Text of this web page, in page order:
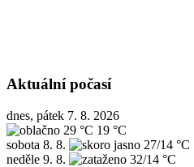
Aktuální počasí
dnes, pátek 7. 8. 2026
29 °C 19 °C
sobota 8. 8.
27/14 °C
neděle 9. 8.
32/14 °C